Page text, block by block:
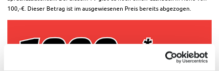
100,-€. Dieser Betrag ist im ausgewiesenen Preis bereits abgezogen.